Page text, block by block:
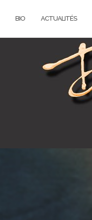
BIO ACTUALITÉS